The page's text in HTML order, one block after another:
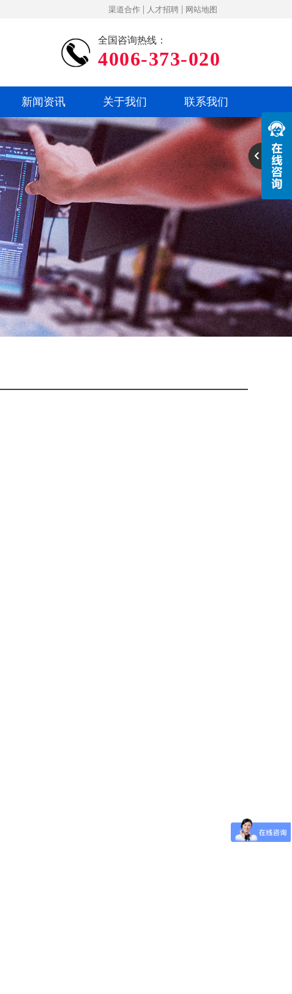
渠道合作 | 人才招聘 | 网站地图
全国咨询热线：
4006-373-020
新闻资讯 关于我们 联系我们